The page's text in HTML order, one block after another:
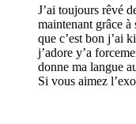
J’ai toujours rêvé
maintenant grâce à
que c’est bon j’ai
j’adore y’a
donne ma langue
Si vous aimez